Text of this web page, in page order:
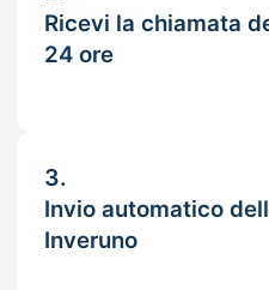
Ricevi la chiamata
24 ore
3.
Invio automatico
Inveruno